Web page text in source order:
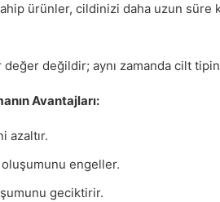
ürünler, cildinizi daha uzun süre
değer değildir; aynı zamanda cilt
Avantajları:
azaltır.
engeller.
geciktirir.